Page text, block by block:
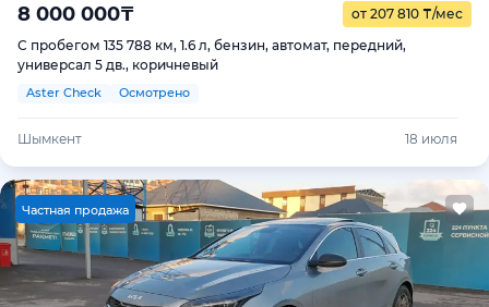
8 000 000₸ от 207 810 ₸/мес
С пробегом 135 788 км, 1.6 л, бензин, автомат, передний,
универсал 5 дв., коричневый
Aster Check Осмотрено
Шымкент 18 июля
Частная продажа